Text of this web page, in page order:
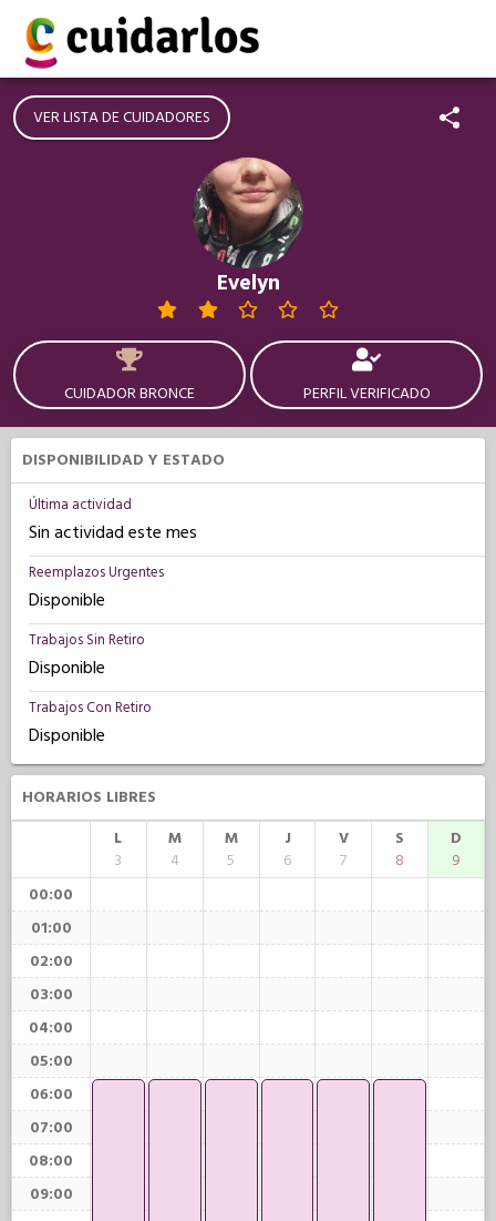
VER LISTA DE CUIDADORES
Evelyn
CUIDADOR BRONCE PERFIL VERIFICADO
DISPONIBILIDAD Y ESTADO
Última actividad
Sin actividad este mes
Reemplazos Urgentes
Disponible
Trabajos Sin Retiro
Disponible
Trabajos Con Retiro
Disponible
HORARIOS LIBRES
L
3
M
4
M
5
J
6
V
7
S
8
D
9
00:00
01:00
02:00
03:00
04:00
05:00
06:00
07:00
08:00
09:00